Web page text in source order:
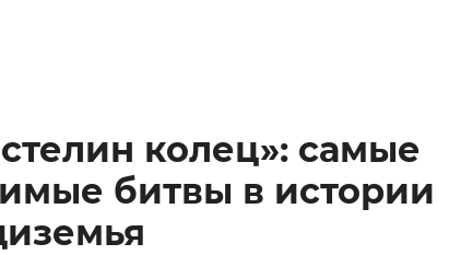
колец»: самые
битвы в истории